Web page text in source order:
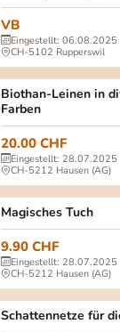
VB
Eingestellt: 06.08.2025
CH-5102 Rupperswil
Biothan-Leinen in
Farben
20.00 CHF
Eingestellt: 28.07.2025
CH-5212 Hausen (AG)
Magisches Tuch
9.90 CHF
Eingestellt: 28.07.2025
CH-5212 Hausen (AG)
Schattennetze für